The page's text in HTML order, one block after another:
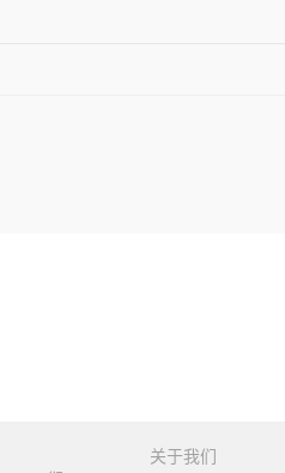
关于我们